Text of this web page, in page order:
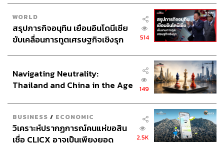
WORLD
สรุปภารกิจอนุทิน เยือนอินโดนีเซีย
ขับเคลื่อนการทูตเศรษฐกิจเชิงรุก
514
Navigating Neutrality:
Thailand and China in the Age
149
BUSINESS / ECONOMIC
วิเคราะห์ปรากฏการณ์คนแห่ขอสิน
เชื่อ CLICX อาจเป็นเพียงยอด
2.5K